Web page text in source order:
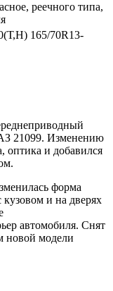
реечного типа,
165/70R13-
21099. Изменению
оптика и добавился
форма
и на дверях
автомобиля. Снят
новой модели